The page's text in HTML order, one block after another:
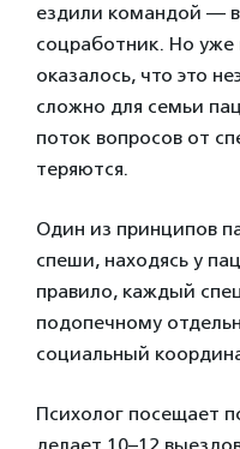
ездили командой —
соцработник. Но уже
оказалось, что это
сложно для семьи
поток вопросов от
теряются.
Один из принципов
спеши, находясь у
правило, каждый
подопечному
социальный
Психолог посещает